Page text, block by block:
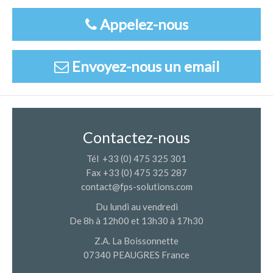
Appelez-nous
Envoyez-nous un email
Contactez-nous
Tél +33 (0) 475 325 301
Fax +33 (0) 475 325 287
contact@fps-solutions.com
Du lundi au vendredi
De 8h à 12h00 et 13h30 à 17h30
Z.A. La Boissonnette
07340 PEAUGRES France